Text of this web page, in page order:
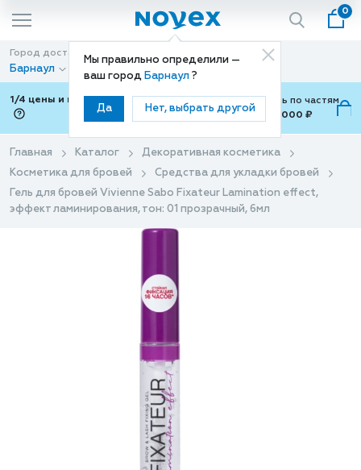
Мы правильно определили —
ваш город Барнаул ?
Да Нет, выбрать другой
0
Город доставки
Барнаул
Способ доставки
Доставка
1/4 цены и покупки ваши с Подели
Можно оплатить по частям
от 700 ₽ до 15,000 ₽
Главная Каталог
Декоративная косметика
Косметика для бровей
Средства для укладки бровей
Гель для бровей Vivienne Sabo Fixateur Lamination effect,
эффект ламинирования, тон: 01 прозрачный, 6мл